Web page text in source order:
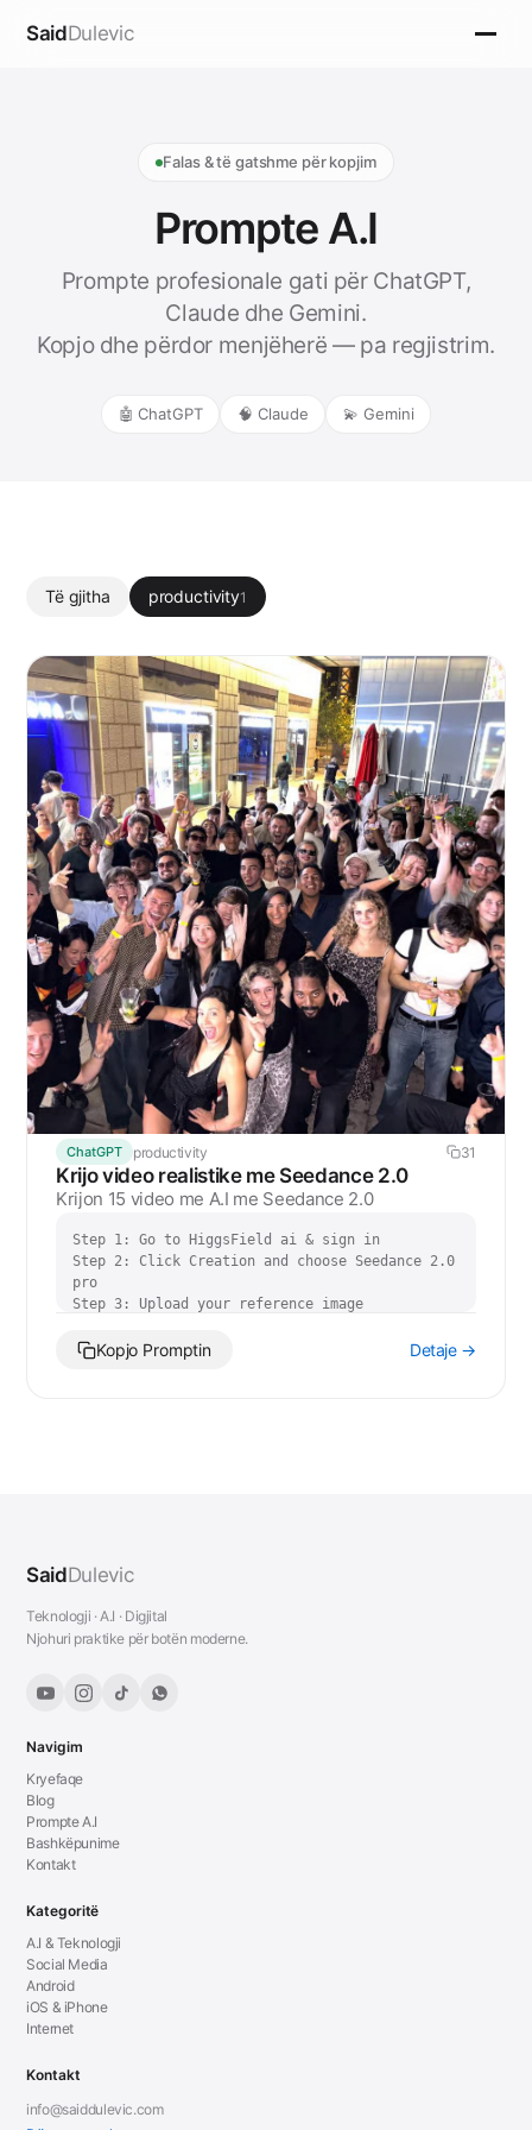
SaidDulevic
Falas & të gatshme për kopjim
Prompte A.I
Prompte profesionale gati për ChatGPT,
Claude dhe Gemini.
Kopjo dhe përdor menjëherë — pa regjistrim.
🤖 ChatGPT 🧠 Claude 💫 Gemini
Të gjitha productivity1
ChatGPT productivity 31
Krijo video realistike me Seedance 2.0
Krijon 15 video me A.I me Seedance 2.0
Step 1: Go to HiggsField ai & sign in
Step 2: Click Creation and choose Seedance 2.0
pro
Step 3: Upload your reference image
Step 5: Select 15 seconds
Kopjo Promptin Detaje →
SaidDulevic
Teknologji · A.I · Digjital
Njohuri praktike për botën moderne.
Navigim
Kryefaqe
Blog
Prompte A.I
Bashkëpunime
Kontakt
Kategoritë
A.I & Teknologji
Social Media
Android
iOS & iPhone
Internet
Kontakt
info@saiddulevic.com